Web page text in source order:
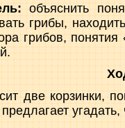
объяснить
грибы,
грибов,
две корзинки,
угадать,